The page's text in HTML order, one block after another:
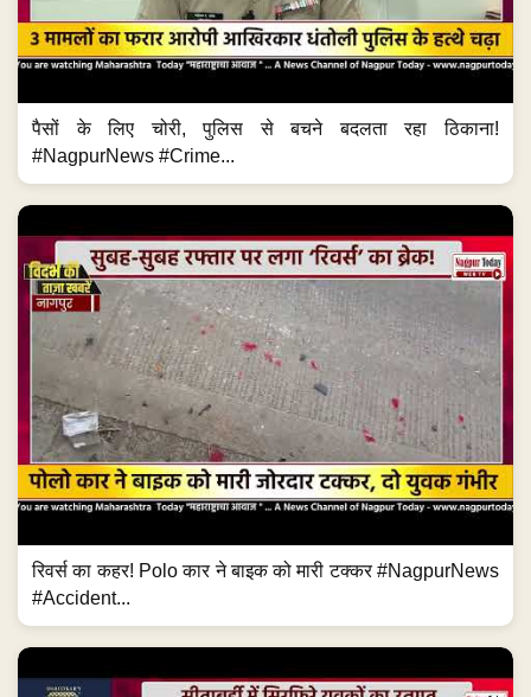
पैसों के लिए चोरी, पुलिस से बचने बदलता रहा ठिकाना!
#NagpurNews #Crime...
रिवर्स का कहर! Polo कार ने बाइक को मारी टक्कर #NagpurNews
#Accident...